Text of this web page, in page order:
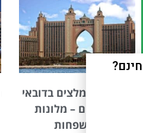
מלונות מומלצים בדובאי
עם ילדים – מלונות
למשפחות